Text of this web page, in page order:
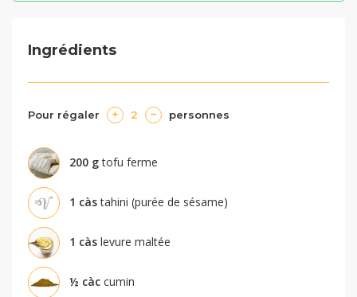
Ingrédients
Pour régaler 2 personnes
200 gtofu ferme
1 càstahini (purée de sésame)
1 càs levure maltée
½ càc cumin